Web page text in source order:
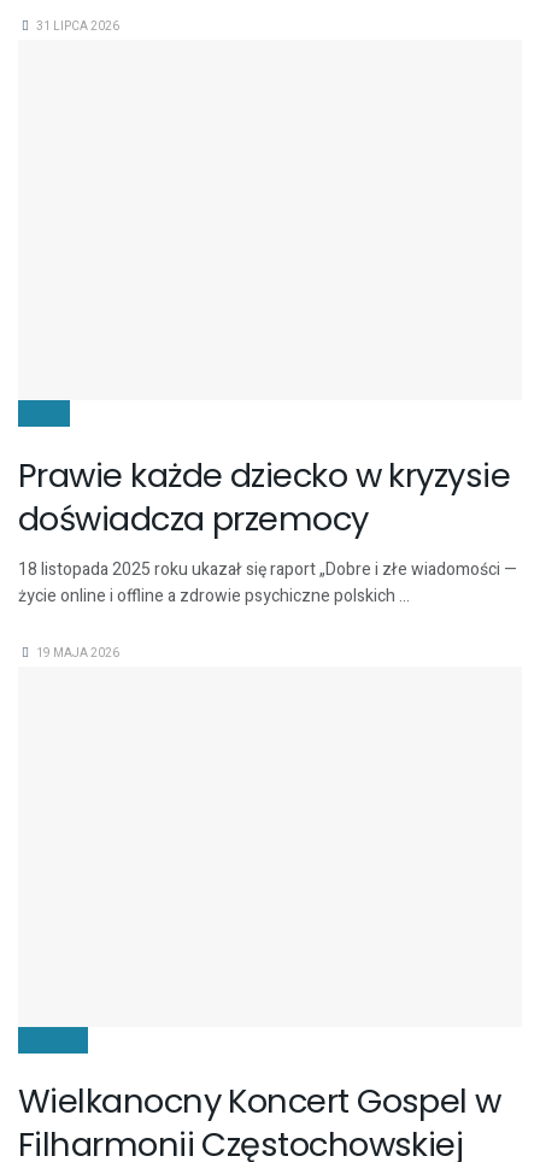
31 LIPCA 2026
Prawie każde dziecko w kryzysie
doświadcza przemocy
18 listopada 2025 roku ukazał się raport „Dobre i złe wiadomości —
życie online i offline a zdrowie psychiczne polskich ...
19 MAJA 2026
Wielkanocny Koncert Gospel w
Filharmonii Częstochowskiej